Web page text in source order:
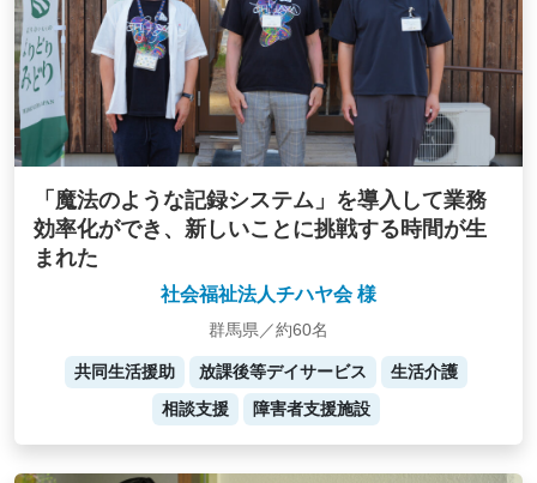
「魔法のような記録システム」を導入して業務
効率化ができ、新しいことに挑戦する時間が生
まれた
社会福祉法人チハヤ会 様
群馬県／約60名
共同生活援助 放課後等デイサービス
生活介護
相談支援
障害者支援施設